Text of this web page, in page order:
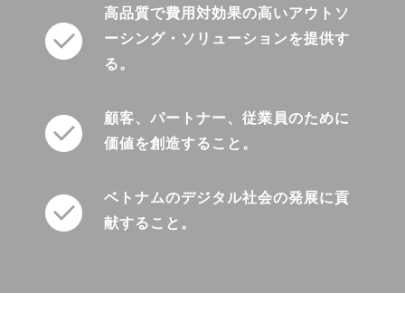
高品質で費用対効果の高いアウトソ
ーシング・ソリューションを提供す
る。
顧客、パートナー、従業員のために
価値を創造すること。
ベトナムのデジタル社会の発展に貢
献すること。